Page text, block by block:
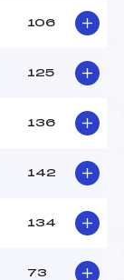
106
125
136
142
134
73